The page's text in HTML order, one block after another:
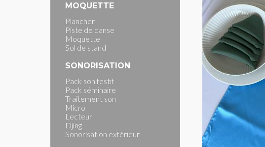
MOQUETTE
Plancher
Piste de danse
Moquette
Sol de stand
SONORISATION
Pack son festif
Pack séminaire
Traitement son
Micro
Lecteur
Djing
Sonorisation extérieur